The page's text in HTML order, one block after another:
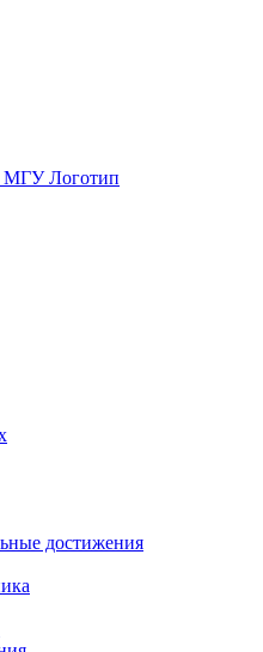
достижения